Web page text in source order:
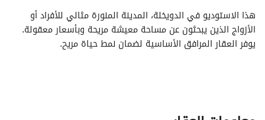
يوفر العقار المرافق الأساسية لضمان نمط حياة مريح.
حسب رغبتك.